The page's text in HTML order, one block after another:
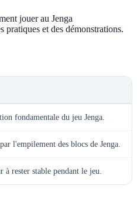
jouer au Jenga
pratiques et des démonstrations.
fondamentale du jeu Jenga.
l'empilement des blocs de Jenga.
à rester stable pendant le jeu.